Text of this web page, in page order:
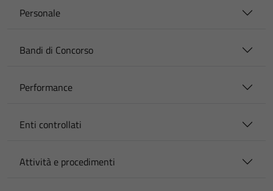
Personale
Bandi di Concorso
Performance
Enti controllati
Attività e procedimenti